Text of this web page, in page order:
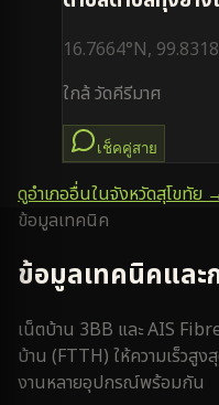
16.7664°N, 99.8318
ใกล้วัดคีรีมาศ
เช็คคู่สาย
ดูอำเภออื่นในจังหวัดสุโขทัย
ข้อมูลเทคนิค
ข้อมูลเทคนิคและ
เน็ตบ้าน 3BB และ AIS
บ้าน (FTTH) ให้ความเร็วสู
งานหลายอุปกรณ์พร้อมกัน